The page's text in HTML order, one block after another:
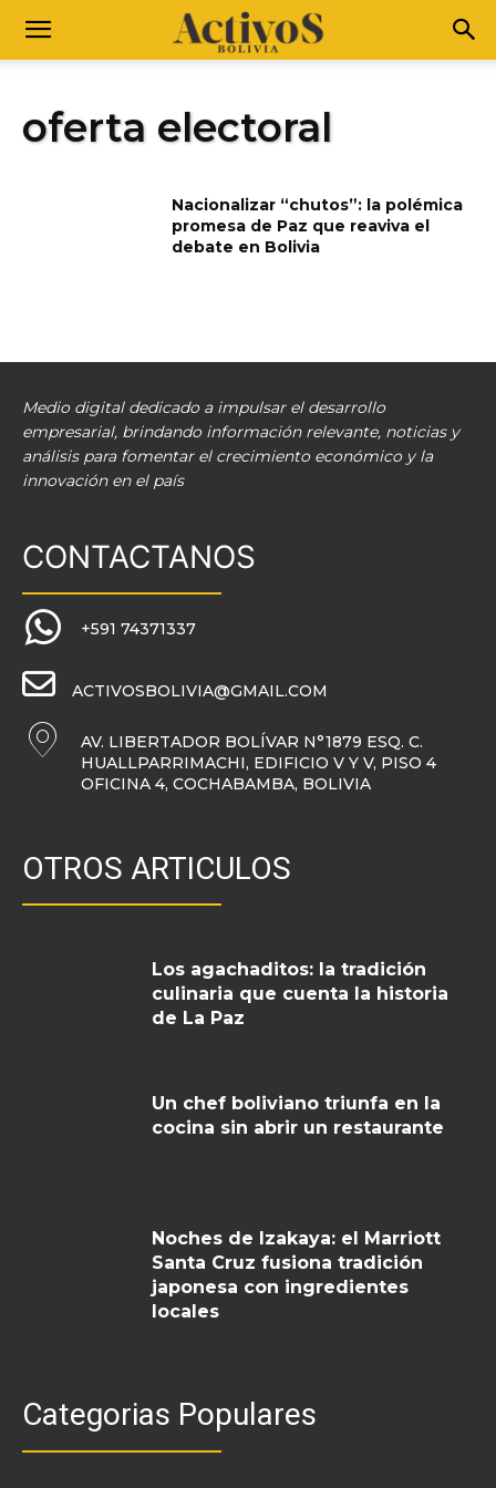
oferta electoral
Nacionalizar “chutos”: la polémica
promesa de Paz que reaviva el
debate en Bolivia
Medio digital dedicado a impulsar el desarrollo
empresarial, brindando información relevante, noticias y
análisis para fomentar el crecimiento económico y la
innovación en el país
CONTACTANOS
+591 74371337
ACTIVOSBOLIVIA@GMAIL.COM
AV. LIBERTADOR BOLÍVAR N°1879 ESQ. C.
HUALLPARRIMACHI, EDIFICIO V Y V, PISO 4
OFICINA 4, COCHABAMBA, BOLIVIA
OTROS ARTICULOS
Los agachaditos: la tradición
culinaria que cuenta la historia
de La Paz
Un chef boliviano triunfa en la
cocina sin abrir un restaurante
Noches de Izakaya: el Marriott
Santa Cruz fusiona tradición
japonesa con ingredientes
locales
Categorias Populares